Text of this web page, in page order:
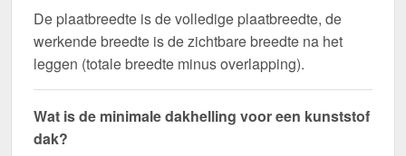
De plaatbreedte is de volledige plaatbreedte, de
werkende breedte is de zichtbare breedte na het
leggen (totale breedte minus overlapping).
Wat is de minimale dakhelling voor een kunststof
dak?